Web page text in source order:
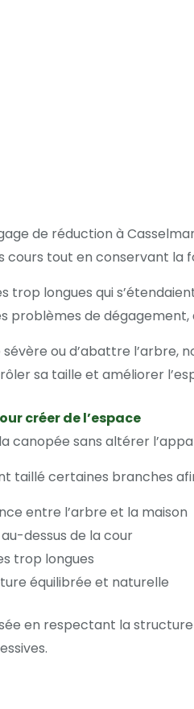
de réduction à
cours tout en conservant la
trop longues qui
problèmes de dégagement,
ou d’abattre l’arbre,
sa taille et améliorer
créer de l’espace
canopée sans altérer
taillé certaines branches
entre l’arbre et la maison
dessus de la cour
trop longues
équilibrée et naturelle
en respectant la